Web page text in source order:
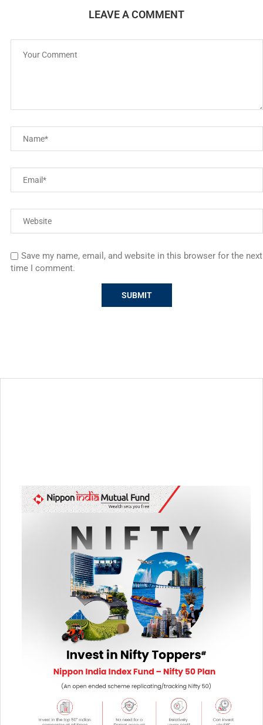
LEAVE A COMMENT
Save my name, email, and website in this browser for the next
time I comment.